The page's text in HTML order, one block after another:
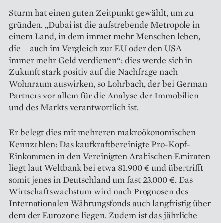
Sturm hat einen guten Zeitpunkt gewählt, um zu
gründen. „Dubai ist die aufstrebende Metropole in
einem Land, in dem immer mehr Menschen leben,
die – auch im Vergleich zur EU oder den USA –
immer mehr Geld verdienen“; dies werde sich in
Zukunft stark positiv auf die Nachfrage nach
Wohnraum auswirken, so Lohrbach, der bei German
Partners vor allem für die Analyse der Immobilien
und des Markts verantwortlich ist.
Er belegt dies mit mehreren makroökonomischen
Kennzahlen: Das kaufkraftbereinigte Pro-Kopf-
Einkommen in den Vereinigten Arabischen Emiraten
liegt laut Weltbank bei etwa 81.900 € und übertrifft
somit jenes in Deutschland um fast 23.000 €. Das
Wirtschaftswachstum wird nach Prognosen des
Internationalen Währungsfonds auch langfristig über
dem der Eurozone liegen. Zudem ist das jährliche